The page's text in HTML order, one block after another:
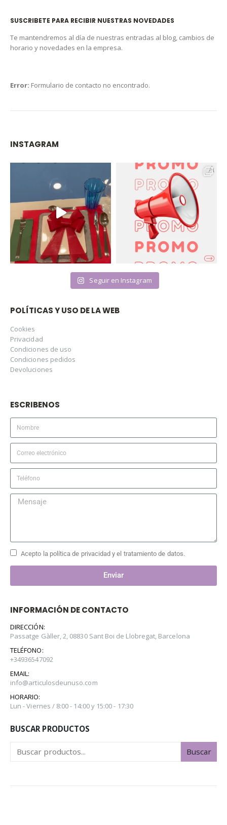
SUSCRIBETE PARA RECIBIR NUESTRAS NOVEDADES
Te mantendremos al día de nuestras entradas al blog, cambios de
horario y novedades en la empresa.
Error: Formulario de contacto no encontrado.
INSTAGRAM
Seguir en Instagram
POLÍTICAS Y USO DE LA WEB
Cookies
Privacidad
Condiciones de uso
Condiciones pedidos
Devoluciones
ESCRIBENOS
Acepto la política de privacidad y el tratamiento de datos.
Enviar
INFORMACIÓN DE CONTACTO
DIRECCIÓN:
Passatge Gàller, 2, 08830 Sant Boi de Llobregat, Barcelona
TELÉFONO:
+34936547092
EMAIL:
info@articulosdeunuso.com
HORARIO:
Lun - Viernes / 8:00 - 14:00 y 15:00 - 17:30
BUSCAR PRODUCTOS
Buscar